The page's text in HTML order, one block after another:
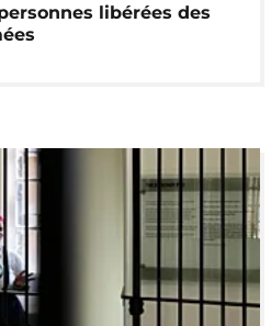
libérées des